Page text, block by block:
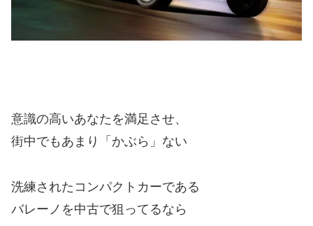
意識の高いあなたを満足させ、
街中でもあまり「かぶら」ない
洗練されたコンパクトカーである
バレーノを中古で狙ってるなら